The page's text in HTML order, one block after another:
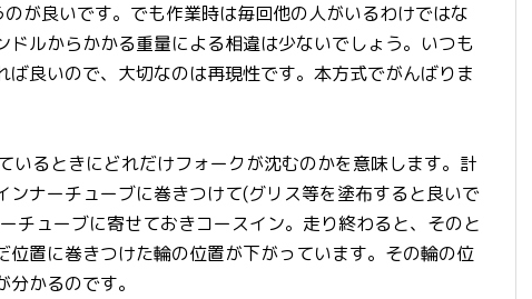
が良いです。でも作業時は毎回他の人がいるわけではな
ドルからかかる重量による相違は少ないでしょう。いつも
ば良いので、大切なのは再現性です。本方式でがんばりま
いるときにどれだけフォークが沈むのかを意味します。計
ンナーチューブに巻きつけて(グリス等を塗布すると良いで
チューブに寄せておきコースイン。走り終わると、そのと
位置に巻きつけた輪の位置が下がっています。その輪の位
かるのです。